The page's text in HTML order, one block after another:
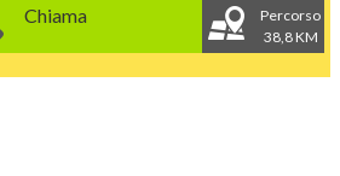
Chiama
Percorso
38,8 KM